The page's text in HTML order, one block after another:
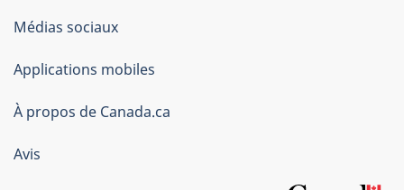
Organisation
du
gouvernement
du
Canada
Médias sociaux
Applications mobiles
À propos de Canada.ca
Avis